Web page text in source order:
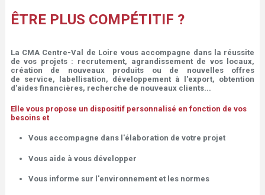
ê
e
ÊTRE PLUS COMPÉTITIF ?
La CMA Centre-Val de Loire vous accompagne dans la réussite
de vos projets : recrutement, agrandissement de vos locaux,
création de nouveaux produits ou de nouvelles offres
de service, labellisation, développement à l'export, obtention
d'aides financières, recherche de nouveaux clients...
Elle vous propose un dispositif personnalisé en fonction de vos
besoins et
Vous accompagne dans l'élaboration de votre projet
Vous aide à vous développer
Vous informe sur l'environnement et les normes